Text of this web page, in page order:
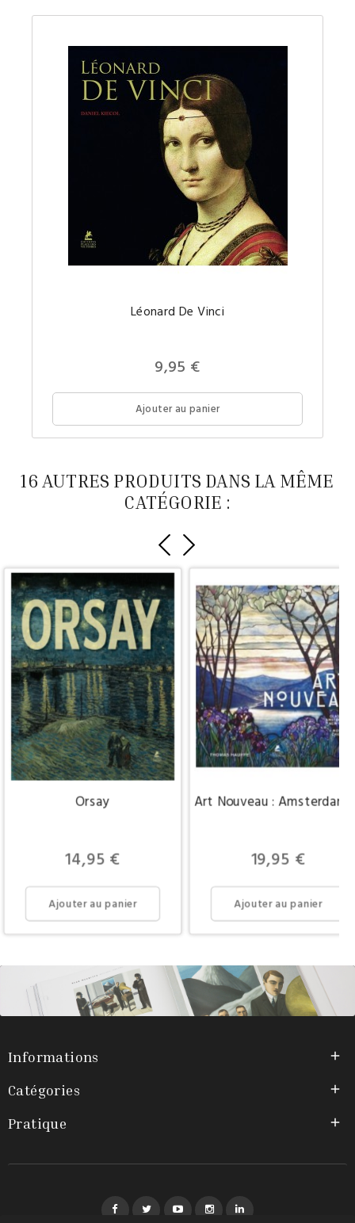
Léonard De Vinci
Prix
9,95 €
Ajouter au panier
16 AUTRES PRODUITS DANS LA MÊME
CATÉGORIE :
Orsay
Prix
14,95 €
Ajouter au panier
Art Nouveau :
Prix
19,95 €
Ajouter au panier
Informations 
Catégories 
Pratique 
FacebookTwitterYouTubeInstagram